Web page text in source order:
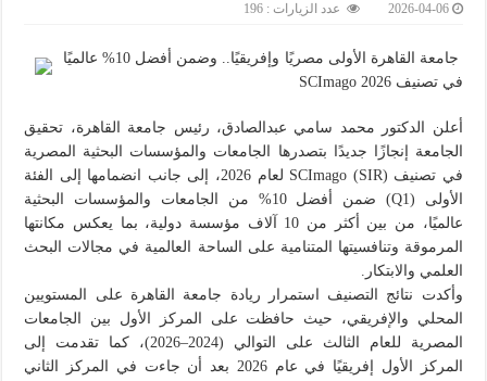
2026-04-06 عدد الزيارات : 196
جامعة القاهرة الأولى مصريًا وإفريقيًا.. وضمن أفضل 10% عالميًا
في تصنيف SCImago 2026
أعلن الدكتور محمد سامي عبدالصادق، رئيس جامعة القاهرة، تحقيق
الجامعة إنجازًا جديدًا بتصدرها الجامعات والمؤسسات البحثية المصرية
في تصنيف SCImago (SIR) لعام 2026، إلى جانب انضمامها إلى الفئة
الأولى (Q1) ضمن أفضل 10% من الجامعات والمؤسسات البحثية
عالميًا، من بين أكثر من 10 آلاف مؤسسة دولية، بما يعكس مكانتها
المرموقة وتنافسيتها المتنامية على الساحة العالمية في مجالات البحث
العلمي والابتكار.
وأكدت نتائج التصنيف استمرار ريادة جامعة القاهرة على المستويين
المحلي والإفريقي، حيث حافظت على المركز الأول بين الجامعات
المصرية للعام الثالث على التوالي (2024–2026)، كما تقدمت إلى
المركز الأول إفريقيًا في عام 2026 بعد أن جاءت في المركز الثاني